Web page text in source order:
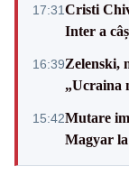
17:31Cristi
Inter a
16:39Zelenski,
„Ucraina
15:42Mutare
Magyar